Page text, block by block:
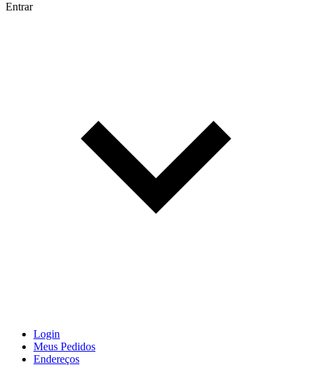
Entrar
Login
Meus Pedidos
Endereços